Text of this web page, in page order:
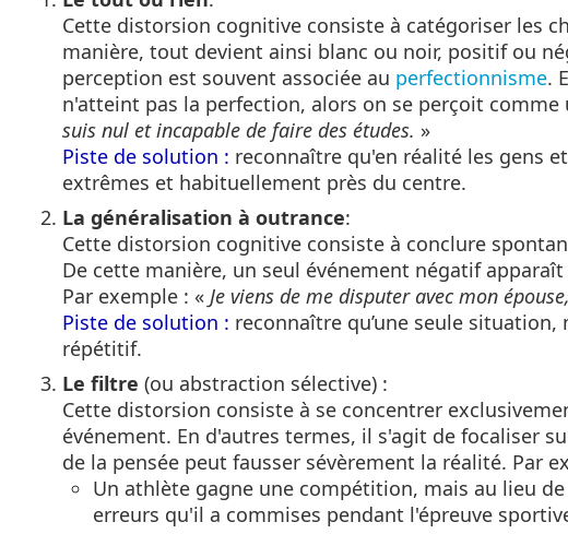
Cette distorsion cognitive consiste à catégoriser les
manière, tout devient ainsi blanc ou noir, positif ou
perception est souvent associée au perfectionnisme.
n'atteint pas la perfection, alors on se perçoit comme
suis nul et incapable de faire des études. »
Piste de solution : reconnaître qu'en réalité les gens
extrêmes et habituellement près du centre.
La généralisation à outrance:
Cette distorsion cognitive consiste à conclure
De cette manière, un seul événement négatif
Par exemple : « Je viens de me disputer avec mon
Piste de solution : reconnaître qu’une seule
répétitif.
Le filtre (ou abstraction sélective) :
Cette distorsion consiste à se concentrer
événement. En d'autres termes, il s'agit de focaliser
de la pensée peut fausser sévèrement la réalité. Par
Un athlète gagne une compétition, mais au lieu
erreurs qu'il a commises pendant l'épreuve